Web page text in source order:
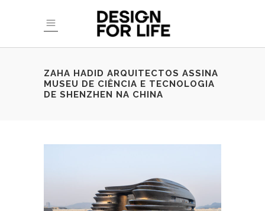
ZAHA HADID ARQUITECTOS ASSINA
MUSEU DE CIÊNCIA E TECNOLOGIA
DE SHENZHEN NA CHINA